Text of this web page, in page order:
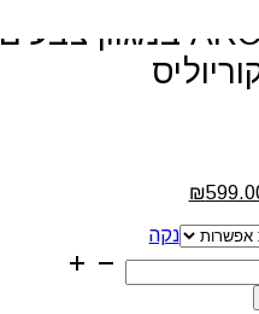
ARC 2400 במגוון צבעים
₪
הוא:
₪599.00.
נקה